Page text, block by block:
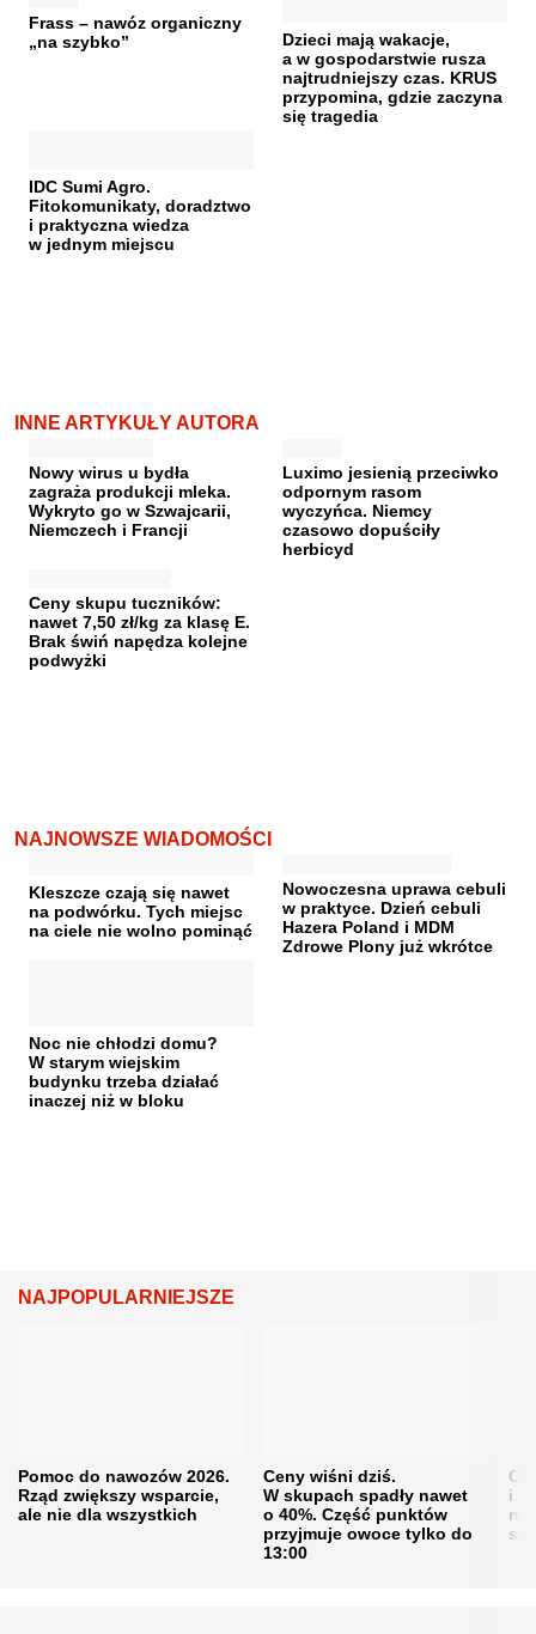
Frass – nawóz organiczny
„na szybko”
Dzieci mają wakacje,
a w gospodarstwie rusza
najtrudniejszy czas. KRUS
przypomina, gdzie zaczyna
się tragedia
IDC Sumi Agro.
Fitokomunikaty, doradztwo
i praktyczna wiedza
w jednym miejscu
INNE ARTYKUŁY AUTORA
Nowy wirus u bydła
zagraża produkcji mleka.
Wykryto go w Szwajcarii,
Niemczech i Francji
Luximo jesienią przeciwko
odpornym rasom
wyczyńca. Niemcy
czasowo dopuściły
herbicyd
Ceny skupu tuczników:
nawet 7,50 zł/kg za klasę E.
Brak świń napędza kolejne
podwyżki
NAJNOWSZE WIADOMOŚCI
Kleszcze czają się nawet
na podwórku. Tych miejsc
na ciele nie wolno pominąć
Nowoczesna uprawa cebuli
w praktyce. Dzień cebuli
Hazera Poland i MDM
Zdrowe Plony już wkrótce
Noc nie chłodzi domu?
W starym wiejskim
budynku trzeba działać
inaczej niż w bloku
NAJPOPULARNIEJSZE
Pomoc do nawozów 2026.
Rząd zwiększy wsparcie,
ale nie dla wszystkich
Ceny wiśni dziś.
W skupach spadły nawet
o 40%. Część punktów
przyjmuje owoce tylko do
13:00
i